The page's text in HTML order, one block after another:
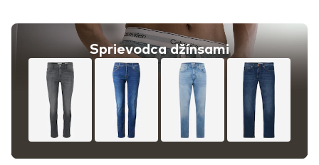
Sprievodca džínsami